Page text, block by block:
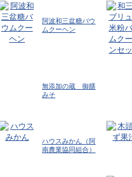
阿波和三盆糖バウ
ムクーヘン
無添加の蔵 御膳
みそ
ハウスみかん（阿
南農業協同組合）